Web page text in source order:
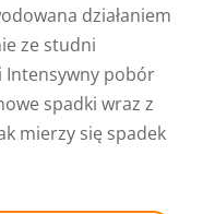
działaniem
ze studni
Intensywny pobór
spadki wraz z
mierzy się spadek